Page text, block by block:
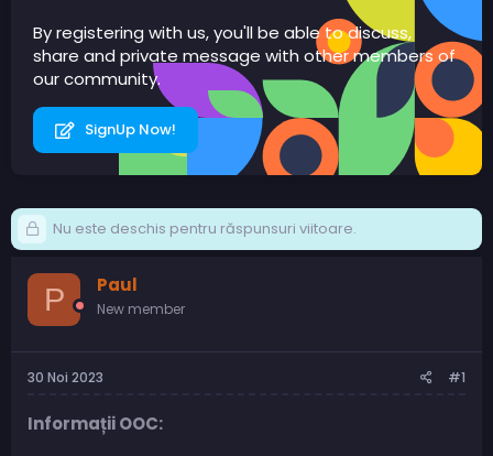
c
t
k
By registering with us, you'll be able to discuss,
share and private message with other members of
our community.
SignUp Now!
Nu este deschis pentru răspunsuri viitoare.
P Paul
New member
30 Noi 2023 #1
Informații OOC: